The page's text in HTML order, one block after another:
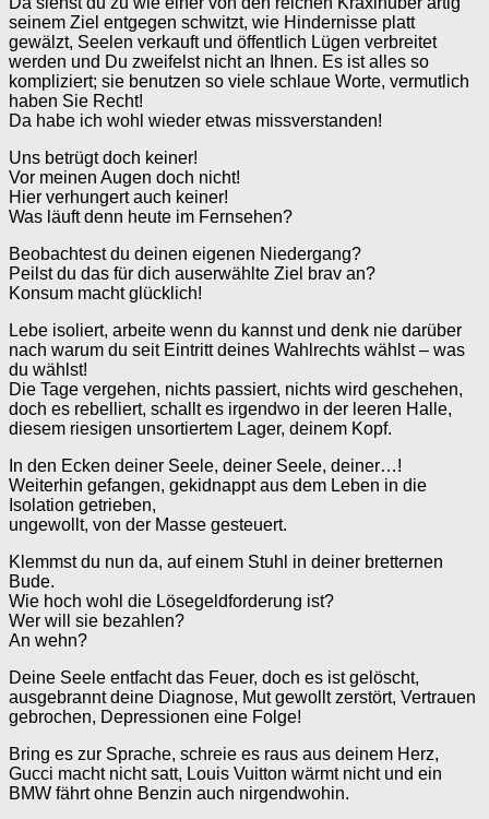
seinem Ziel entgegen schwitzt, wie Hindernisse platt
gewälzt, Seelen verkauft und öffentlich Lügen verbreitet
werden und Du zweifelst nicht an Ihnen. Es ist alles so
kompliziert; sie benutzen so viele schlaue Worte, vermutlich
haben Sie Recht!
Da habe ich wohl wieder etwas missverstanden!
Uns betrügt doch keiner!
Vor meinen Augen doch nicht!
Hier verhungert auch keiner!
Was läuft denn heute im Fernsehen?
Beobachtest du deinen eigenen Niedergang?
Peilst du das für dich auserwählte Ziel brav an?
Konsum macht glücklich!
Lebe isoliert, arbeite wenn du kannst und denk nie darüber
nach warum du seit Eintritt deines Wahlrechts wählst – was
du wählst!
Die Tage vergehen, nichts passiert, nichts wird geschehen,
doch es rebelliert, schallt es irgendwo in der leeren Halle,
diesem riesigen unsortiertem Lager, deinem Kopf.
In den Ecken deiner Seele, deiner Seele, deiner…!
Weiterhin gefangen, gekidnappt aus dem Leben in die
Isolation getrieben,
ungewollt, von der Masse gesteuert.
Klemmst du nun da, auf einem Stuhl in deiner bretternen
Bude.
Wie hoch wohl die Lösegeldforderung ist?
Wer will sie bezahlen?
An wehn?
Deine Seele entfacht das Feuer, doch es ist gelöscht,
ausgebrannt deine Diagnose, Mut gewollt zerstört, Vertrauen
gebrochen, Depressionen eine Folge!
Bring es zur Sprache, schreie es raus aus deinem Herz,
Gucci macht nicht satt, Louis Vuitton wärmt nicht und ein
BMW fährt ohne Benzin auch nirgendwohin.